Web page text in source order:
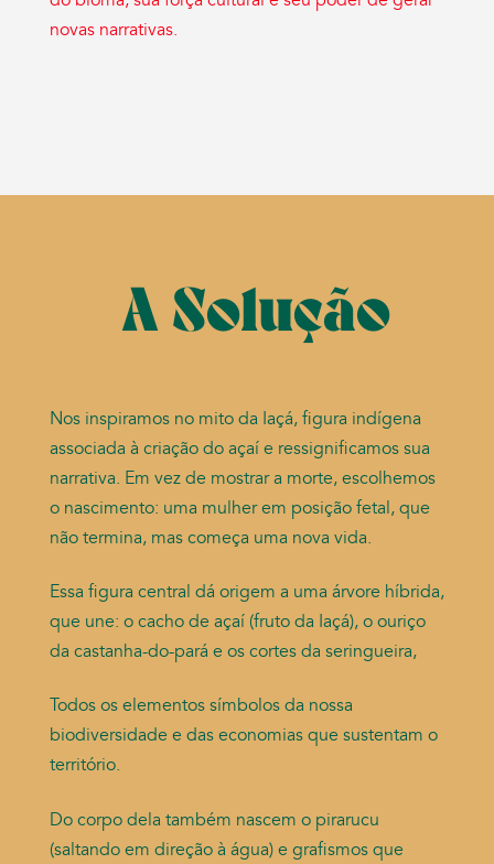
novas narrativas.
A Solução
Nos inspiramos no mito da Iaçá, figura indígena
associada à criação do açaí e ressignificamos sua
narrativa. Em vez de mostrar a morte, escolhemos
o nascimento: uma mulher em posição fetal, que
não termina, mas começa uma nova vida.
Essa figura central dá origem a uma árvore híbrida,
que une: o cacho de açaí (fruto da Iaçá), o ouriço
da castanha-do-pará e os cortes da seringueira,
Todos os elementos símbolos da nossa
biodiversidade e das economias que sustentam o
território.
Do corpo dela também nascem o pirarucu
(saltando em direção à água) e grafismos que